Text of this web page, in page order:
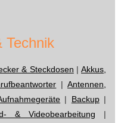
Technik
& Steckdosen |Akkus,
|Antennen,
| Backup|
& Videobearbeitung |